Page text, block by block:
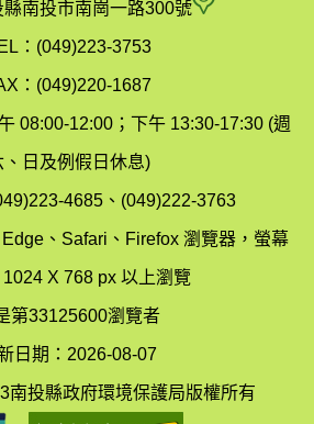
保
局
圖
南投市南崗一路300號
染
制
科
(南
：(049)223-3753
：(049)220-1687
08:00-12:00；下午 13:30-17:30 (週
、日及例假日休息)
4685、(049)222-3763
、Safari、Firefox 瀏覽器，螢幕
X 768 px 以上瀏覽
第33125600瀏覽者
日期：2026-08-07
南投縣政府環境保護局版權所有